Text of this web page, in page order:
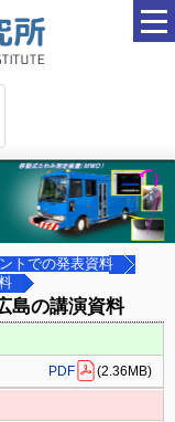
トでの発表資料
島の講演資料
PDF (2.36MB)